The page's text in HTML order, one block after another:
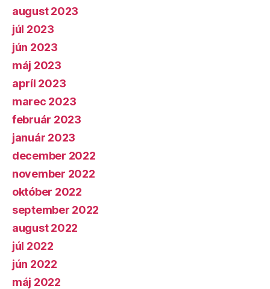
august 2023
júl 2023
jún 2023
máj 2023
apríl 2023
marec 2023
február 2023
január 2023
december 2022
november 2022
október 2022
september 2022
august 2022
júl 2022
jún 2022
máj 2022